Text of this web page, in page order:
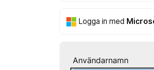
Logga in med
Användarnamn